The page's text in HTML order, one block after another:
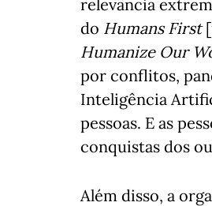
relevância
do Humans First
Humanize Our
por conflitos,
Inteligência
pessoas. E as
conquistas dos
Além disso, a